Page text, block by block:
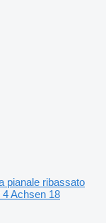
pianale ribassato
Achsen 18